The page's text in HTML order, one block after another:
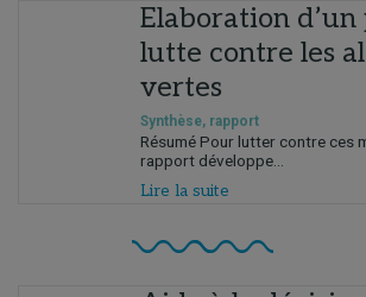
Elaboration d’un
lutte contre les
vertes
Synthèse, rapport
Résumé Pour lutter contre ces
rapport développe...
Lire la suite